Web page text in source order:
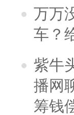
万万
车？
紫牛
播网
筹钱